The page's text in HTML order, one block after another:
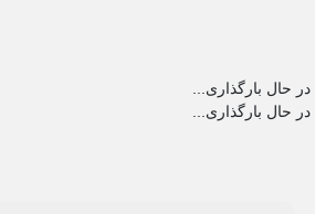
در حال بارگذاری...
در حال بارگذاری...